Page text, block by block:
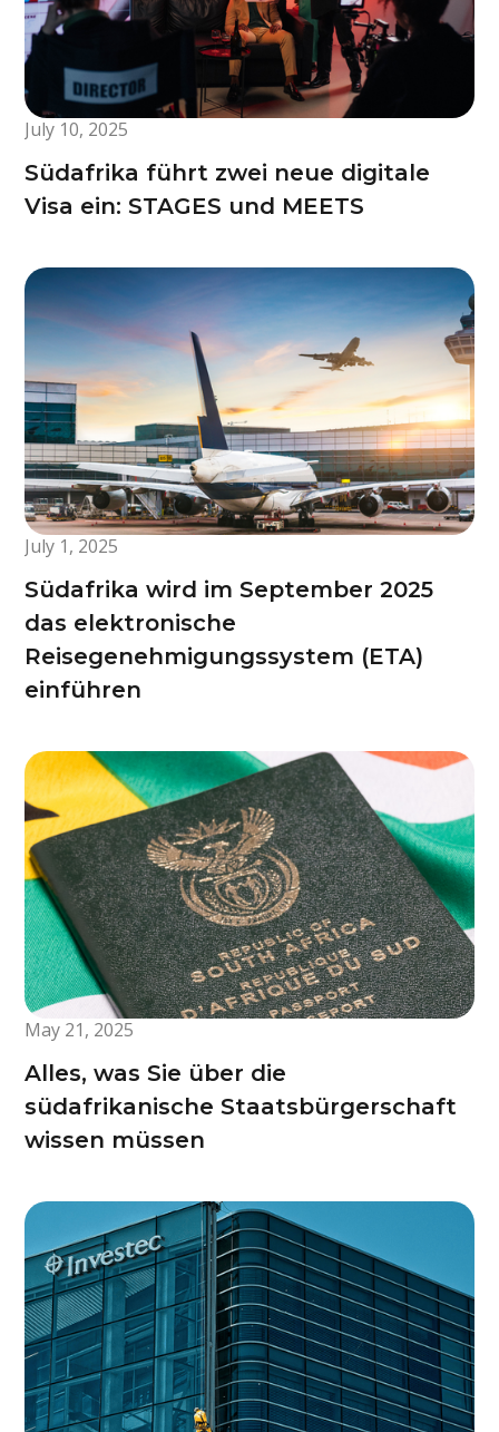
July 10, 2025
Südafrika führt zwei neue digitale
Visa ein: STAGES und MEETS
July 1, 2025
Südafrika wird im September 2025
das elektronische
Reisegenehmigungssystem (ETA)
einführen
May 21, 2025
Alles, was Sie über die
südafrikanische Staatsbürgerschaft
wissen müssen